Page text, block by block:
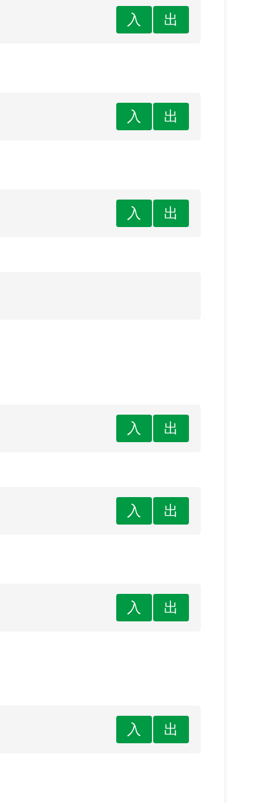
入 出
入 出
入 出
入 出
入 出
入 出
入 出